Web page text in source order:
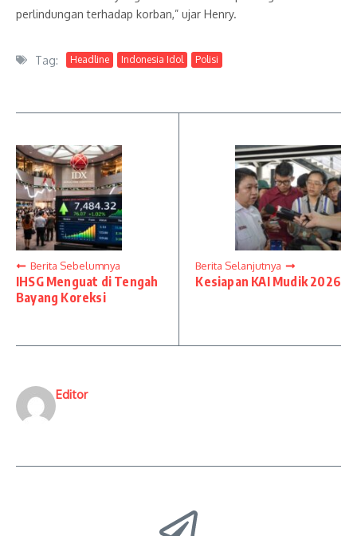
perlindungan terhadap korban,” ujar Henry.
Tag: Headline Indonesia Idol Polisi
Berita Sebelumnya
IHSG Menguat di Tengah
Bayang Koreksi
Berita Selanjutnya
Kesiapan KAI Mudik 2026
Editor